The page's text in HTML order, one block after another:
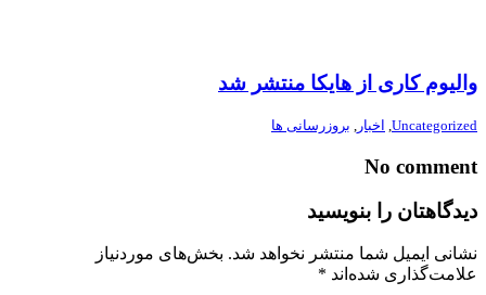
والیوم کاری از هایکا منتشر شد
Uncategorized
, اخبار , بروزرسانی ها
No comment
دیدگاهتان را بنویسید
نشانی ایمیل شما منتشر نخواهد شد. بخش‌های موردنیاز
علامت‌گذاری شده‌اند *